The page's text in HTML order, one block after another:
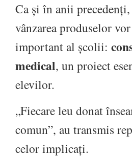
Ca și în anii
vânzarea produselor
important al școlii:
medical, un proiect
elevilor.
„Fiecare leu donat
comun”, au transmis
celor implicați.